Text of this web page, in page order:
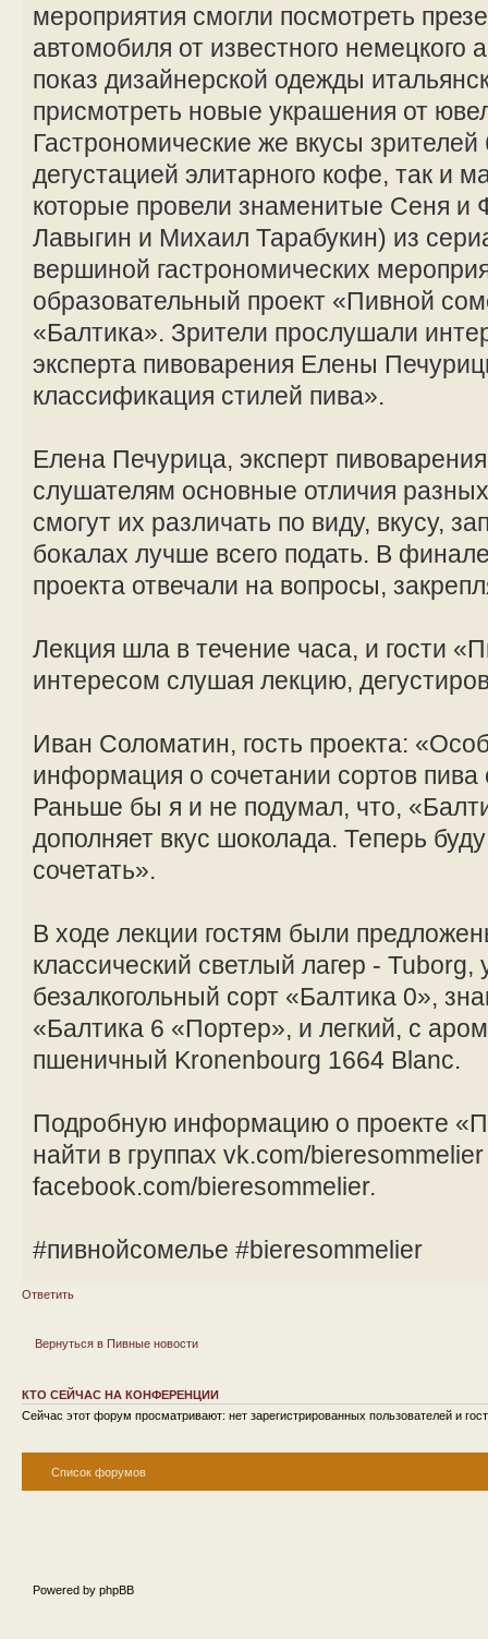
мероприятия смогли посмотреть
автомобиля от известного немецкого
показ дизайнерской одежды
присмотреть новые украшения от
Гастрономические же вкусы
дегустацией элитарного кофе, так и
которые провели знаменитые Сеня и
Лавыгин и Михаил Тарабукин) из
вершиной гастрономических
образовательный проект «Пивной
«Балтика». Зрители прослушали
эксперта пивоварения Елены
классификация стилей пива».
Елена Печурица, эксперт
слушателям основные отличия
смогут их различать по виду, вкусу,
бокалах лучше всего подать. В
проекта отвечали на вопросы,
Лекция шла в течение часа, и гости
интересом слушая лекцию,
Иван Соломатин, гость проекта:
информация о сочетании сортов
Раньше бы я и не подумал, что,
дополняет вкус шоколада. Теперь
сочетать».
В ходе лекции гостям были
классический светлый лагер - Tuborg,
безалкогольный сорт «Балтика 0»,
«Балтика 6 «Портер», и легкий, с
пшеничный Kronenbourg 1664 Blanc.
Подробную информацию о проекте
найти в группах vk.com/
facebook.com/bieresommelier.
#пивнойсомелье #bieresommelier
Ответить
Вернуться в Пивные новости
КТО СЕЙЧАС НА КОНФЕРЕНЦИИ
Сейчас этот форум просматривают: нет зарегистрированных пользователей и
Список форумов
Powered by phpBB